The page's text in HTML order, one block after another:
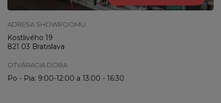
ADRESA SHOWROOMU
Kostlivého 19
821 03 Bratislava
OTVÁRACIA DOBA
Po - Pia: 9:00-12:00 a 13:00 - 16:30